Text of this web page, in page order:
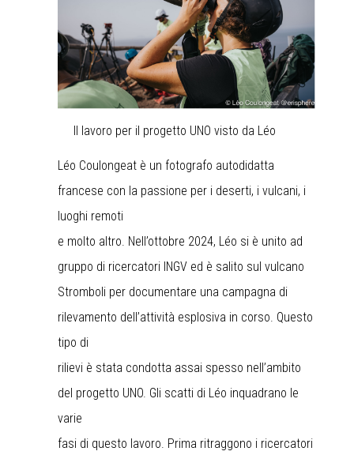
Il lavoro per il progetto UNO visto da Léo
Léo Coulongeat è un fotografo autodidatta
francese con la passione per i deserti, i vulcani, i
luoghi remoti
e molto altro. Nell’ottobre 2024, Léo si è unito ad
gruppo di ricercatori INGV ed è salito sul vulcano
Stromboli per documentare una campagna di
rilevamento dell’attività esplosiva in corso. Questo
tipo di
rilievi è stata condotta assai spesso nell’ambito
del progetto UNO. Gli scatti di Léo inquadrano le
varie
fasi di questo lavoro. Prima ritraggono i ricercatori